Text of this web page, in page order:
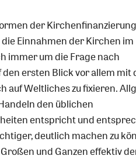
der
Einnahmen der Kirchen im
immer um die Frage nach
ersten Blick vor allem mit
auf Weltliches zu fixieren.
den üblichen
entspricht und
deutlich machen zu
und Ganzen effektiv